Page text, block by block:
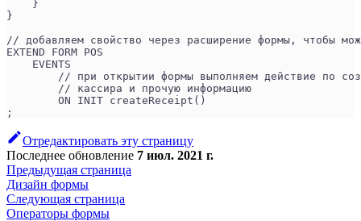
    }
}
// добавляем свойство через расширение формы, чтобы
EXTEND FORM POS
    EVENTS
// при открытии формы выполняем действие по
        // кассира и прочую информацию
        ON INIT createReceipt()
;
Отредактировать эту страницу
Последнее обновление 7 июл. 2021 г.
Предыдущая страница
Дизайн формы
Следующая страница
Операторы формы